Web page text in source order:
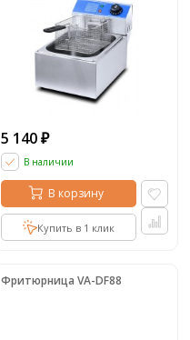
5 140 ₽
В наличии
В корзину
Купить в 1 клик
Фритюрница VA-DF88